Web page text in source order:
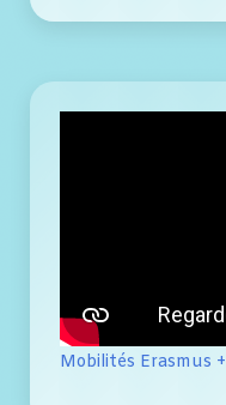
Mobilités Erasmus +